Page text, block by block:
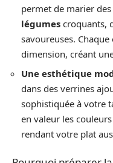
permet de marier
légumes croquants,
savoureuses.
dimension, créant
Une esthétique
dans des verrines
sophistiquée à votre
en valeur les
rendant votre plat